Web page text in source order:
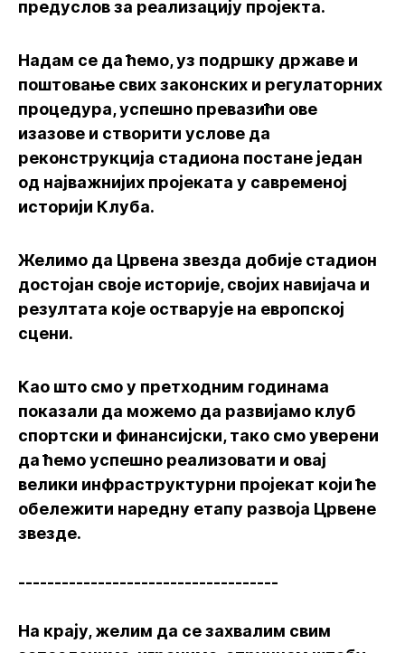
предуслов за реализацију пројекта.
Надам се да ћемо, уз подршку државе и
поштовање свих законских и регулаторних
процедура, успешно превазићи ове
изазове и створити услове да
реконструкција стадиона постане један
од најважнијих пројеката у савременој
историји Клуба.
Желимо да Црвена звезда добије стадион
достојан своје историје, својих навијача и
резултата које остварује на европској
сцени.
Као што смо у претходним годинама
показали да можемо да развијамо клуб
спортски и финансијски, тако смо уверени
да ћемо успешно реализовати и овај
велики инфраструктурни пројекат који ће
обележити наредну етапу развоја Црвене
звезде.
------------------------------------
На крају, желим да се захвалим свим